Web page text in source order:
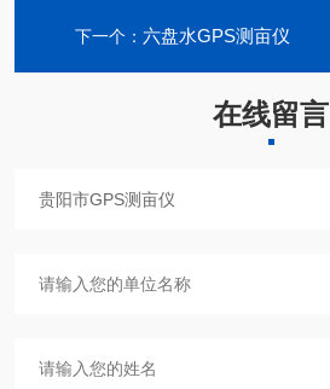
下一个： 六盘水GPS测亩仪
在线留言